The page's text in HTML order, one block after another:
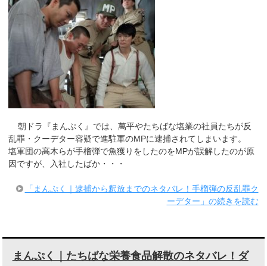
朝ドラ『まんぷく』では、萬平やたちばな塩業の社員たちが反
乱罪・クーデター容疑で進駐軍のMPに逮捕されてしまいます。
塩軍団の高木らが手榴弾で魚獲りをしたのをMPが誤解したのが原
因ですが、入社したばか・・・
「まんぷく｜逮捕から釈放までのネタバレ！手榴弾の反乱罪ク
ーデター」の続きを読む
まんぷく｜たちばな栄養食品解散のネタバレ！ダ